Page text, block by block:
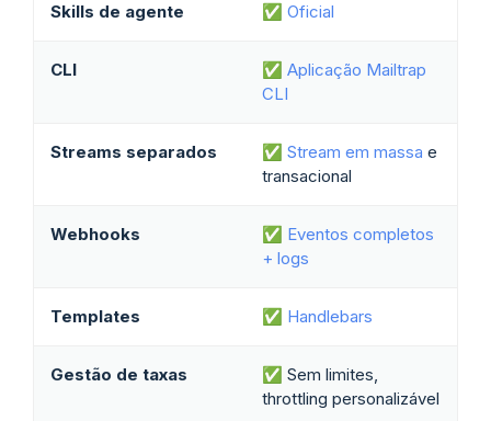
Skills de agente ✅ Oficial
CLI ✅ Aplicação Mailtrap
CLI
Streams separados ✅ Stream em massa e
transacional
Webhooks ✅ Eventos completos
+ logs
Templates ✅ Handlebars
Gestão de taxas
✅ Sem limites,
throttling personalizável